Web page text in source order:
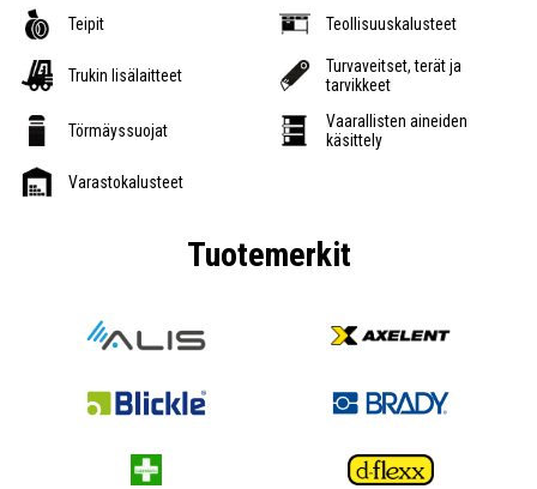
Teipit Teollisuuskalusteet
Trukin lisälaitteet
Turvaveitset, terät ja
tarvikkeet
Törmäyssuojat
Vaarallisten aineiden
käsittely
Varastokalusteet
Tuotemerkit